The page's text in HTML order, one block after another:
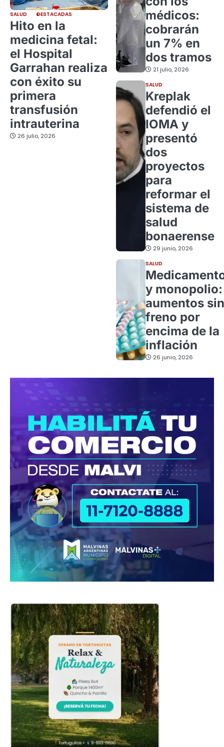
SALUD DESTACADAS
Hito en la
medicina fetal:
el Hospital
Garrahan realiza
con éxito su
primera
transfusión
intrauterina
26 julio, 2026
médicos:
cobrarán
un 7% en
dos tramos
21 julio, 2026
SALUD
Kreplak
defendió el
IOMA y
presentó
dos
proyectos
para
reformar el
sistema de
salud
bonaerense
29 junio, 2026
SALUD
y monopolio:
aumentos sin
freno por
encima de la
inflación
26 junio, 2026